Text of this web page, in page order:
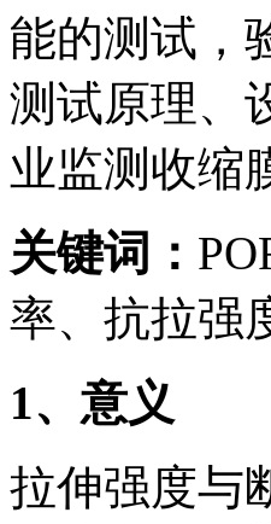
能的测试，
测试原理、
业监测收缩
关键词：
率、抗拉强
1、意义
拉伸强度与